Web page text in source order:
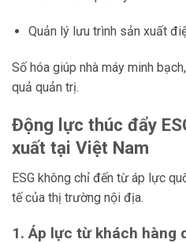
Quản lý lưu trình sản xuất
Số hóa giúp nhà máy minh
quả quản trị.
Động lực thúc đẩy
xuất tại Việt Nam
ESG không chỉ đến từ áp lực
tế của thị trường nội địa.
1. Áp lực từ khách hàng